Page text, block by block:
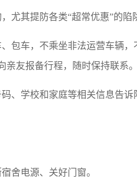
尤其提防各类“超常优惠”的陷
包车，不乘坐非法运营车辆
友报备行程，随时保持联系。
、学校和家庭等相关信息告
舍电源、关好门窗。